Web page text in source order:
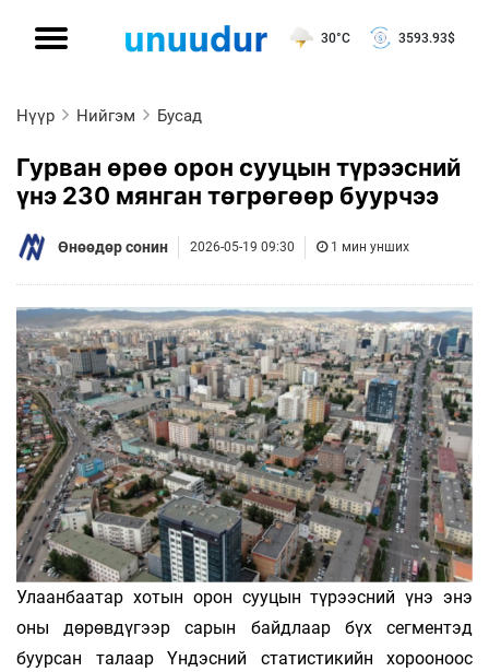
30°C 3593.93$
Нүүр Нийгэм Бусад
Гурван өрөө орон сууцын түрээсний
үнэ 230 мянган төгрөгөөр буурчээ
Өнөөдөр сонин 2026-05-19 09:30 1 мин унших
Улаанбаатар хотын орон сууцын түрээсний үнэ энэ
оны дөрөвдүгээр сарын байдлаар бүх сегментэд
буурсан талаар Үндэсний статистикийн хорооноос